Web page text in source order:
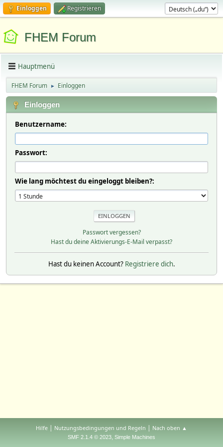
Einloggen Registrieren
FHEM Forum
Hauptmenü
FHEM Forum ► Einloggen
Einloggen
Benutzername:
Passwort:
Wie lang möchtest du eingeloggt bleiben?:
Passwort vergessen?
Hast du deine Aktivierungs-E-Mail verpasst?
Hast du keinen Account? Registriere dich.
Hilfe | Nutzungsbedingungen und Regeln | Nach oben ▲
SMF 2.1.4 © 2023, Simple Machines